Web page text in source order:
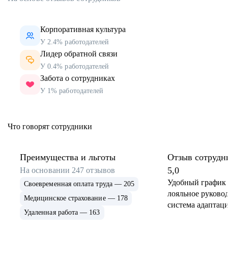
Корпоративная культура
У 2.4% работодателей
Лидер обратной связи
У 0.4% работодателей
Забота о сотрудниках
У 1% работодателей
Что говорят сотрудники
Преимущества и льготы
На основании 247 отзывов
Своевременная оплата труда — 205
Медицинское страхование — 178
Удаленная работа — 163
Отзыв
5,0
Удобный график
лояльное
система